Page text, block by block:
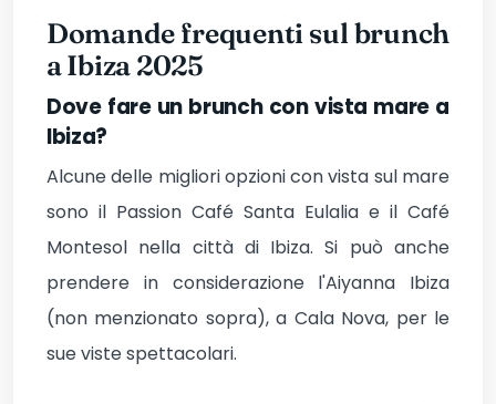
Domande frequenti sul brunch
a Ibiza 2025
Dove fare un brunch con vista mare a
Ibiza?
Alcune delle migliori opzioni con vista sul mare
sono il Passion Café Santa Eulalia e il Café
Montesol nella città di Ibiza. Si può anche
prendere in considerazione l'Aiyanna Ibiza
(non menzionato sopra), a Cala Nova, per le
sue viste spettacolari.